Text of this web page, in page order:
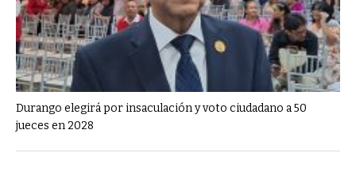
Durango elegirá por insaculación y voto ciudadano a 50
jueces en 2028